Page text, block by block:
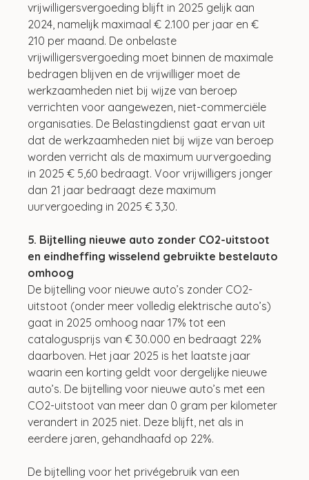
vrijwilligersvergoeding blijft in 2025 gelijk aan
2024, namelijk maximaal € 2.100 per jaar en €
210 per maand. De onbelaste
vrijwilligersvergoeding moet binnen de maximale
bedragen blijven en de vrijwilliger moet de
werkzaamheden niet bij wijze van beroep
verrichten voor aangewezen, niet-commerciële
organisaties. De Belastingdienst gaat ervan uit
dat de werkzaamheden niet bij wijze van beroep
worden verricht als de maximum uurvergoeding
in 2025 € 5,60 bedraagt. Voor vrijwilligers jonger
dan 21 jaar bedraagt deze maximum
uurvergoeding in 2025 € 3,30.
5. Bijtelling nieuwe auto zonder CO2-uitstoot
en eindheffing wisselend gebruikte bestelauto
omhoog
De bijtelling voor nieuwe auto’s zonder CO2-
uitstoot (onder meer volledig elektrische auto’s)
gaat in 2025 omhoog naar 17% tot een
catalogusprijs van € 30.000 en bedraagt 22%
daarboven. Het jaar 2025 is het laatste jaar
waarin een korting geldt voor dergelijke nieuwe
auto’s. De bijtelling voor nieuwe auto’s met een
CO2-uitstoot van meer dan 0 gram per kilometer
verandert in 2025 niet. Deze blijft, net als in
eerdere jaren, gehandhaafd op 22%.
De bijtelling voor het privégebruik van een